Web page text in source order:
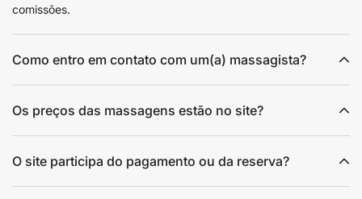
comissões.
Como entro em contato com um(a) massagista?
Os preços das massagens estão no site?
O site participa do pagamento ou da reserva?